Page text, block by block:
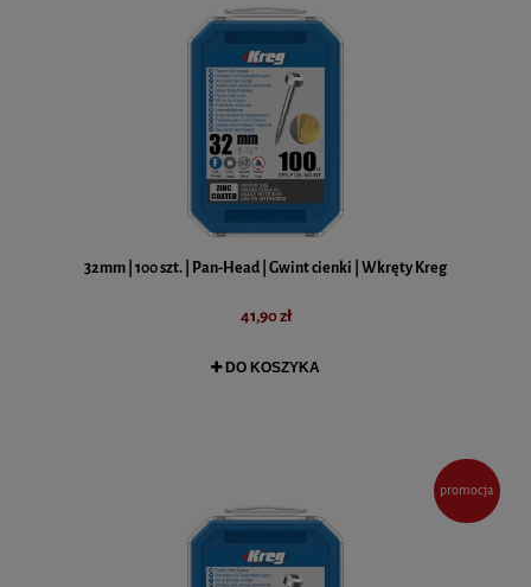
32mm | 100 szt. | Pan-Head | Gwint cienki | Wkręty Kreg
41,90 zł
DO KOSZYKA
promocja